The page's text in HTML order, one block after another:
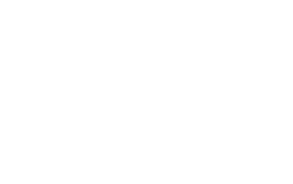
Polresta Jayapura Kota